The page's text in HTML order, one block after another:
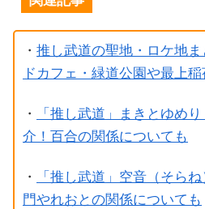
・ 推し武道の聖地・ロケ地
ドカフェ・緑道公園や最上
・
「推し武道」まきとゆめ
介！百合の関係についても
・
「推し武道」空音（そら
門やれおとの関係についても